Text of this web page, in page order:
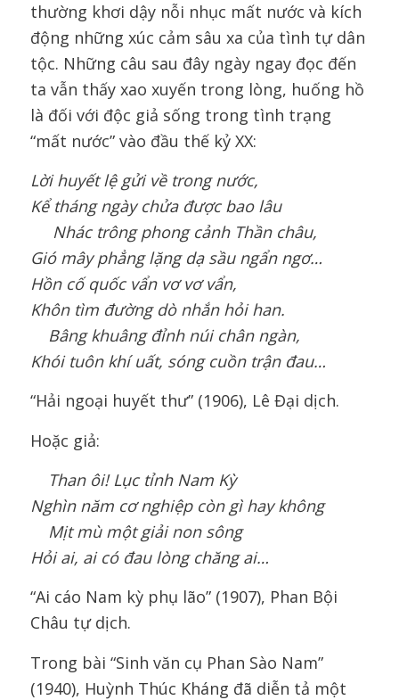
thường khơi dậy nỗi nhục mất nước và kích
động những xúc cảm sâu xa của tình tự dân
tộc. Những câu sau đây ngày ngay đọc đến
ta vẫn thấy xao xuyến trong lòng, huống hồ
là đối với độc giả sống trong tình trạng
“mất nước” vào đầu thế kỷ XX:
Lời huyết lệ gửi về trong nước,
Kể tháng ngày chửa được bao lâu
Nhác trông phong cảnh Thần châu,
Gió mây phẳng lặng dạ sầu ngẩn ngơ…
Hồn cố quốc vẩn vơ vơ vẩn,
Khôn tìm đường dò nhắn hỏi han.
Bâng khuâng đỉnh núi chân ngàn,
Khói tuôn khí uất, sóng cuồn trận đau…
“Hải ngoại huyết thư” (1906), Lê Đại dịch.
Hoặc giả:
Than ôi! Lục tỉnh Nam Kỳ
Nghìn năm cơ nghiệp còn gì hay không
Mịt mù một giải non sông
Hỏi ai, ai có đau lòng chăng ai…
“Ai cáo Nam kỳ phụ lão” (1907), Phan Bội
Châu tự dịch.
Trong bài “Sinh văn cụ Phan Sào Nam”
(1940), Huỳnh Thúc Kháng đã diễn tả một